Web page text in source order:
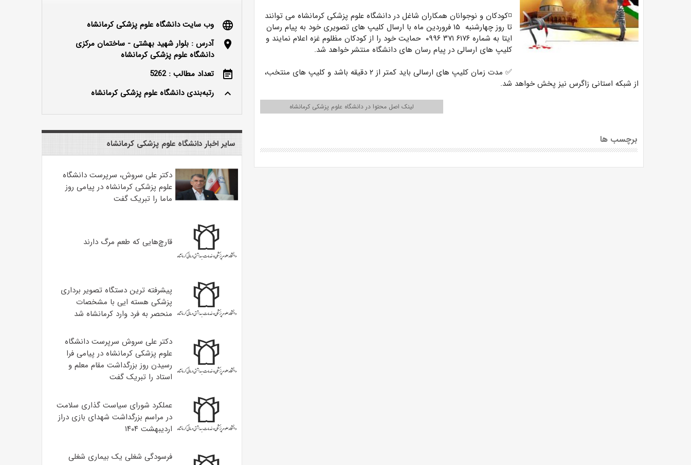
◽️کودکان و نوجوانان همکاران شاغل در دانشگاه علوم پزشکی کرمانشاه می توانند
تا روز چهارشنبه ۱۵ فروردین ماه با ارسال کلیپ های تصویری خود به پیام رسان
ایتا به شماره ‎۰۹۹۶ ۳۷۱ ۶۱۷۶ حمایت خود را از کودکان مظلوم غزه اعلام نمایند و
کلیپ های ارسالی در پیام رسان های دانشگاه منتشر خواهد شد.
✅ مدت زمان کلیپ های ارسالی باید کمتر از ۲ دقیقه باشد و کلیپ های منتخب،
از شبکه استانی زاگرس نیز پخش خواهد شد.
لینک اصل محتوا در دانشگاه علوم پزشکی کرمانشاه
برچسب ها
language
وب سایت دانشگاه علوم پزشکی کرمانشاه
location_on
آدرس : بلوار شهید بهشتی - ساختمان مرکزی
دانشگاه علوم پزشکی کرمانشاه
event_note
تعداد مطالب : 5262
keyboard_arrow_up
رتبه‌بندی دانشگاه علوم پزشکی کرمانشاه
سایر اخبار دانشگاه علوم پزشکی کرمانشاه
دکتر علی سروش، سرپرست دانشگاه
علوم پزشکی کرمانشاه در پیامی روز
ماما را تبریک گفت
قارچ‌هایی که طعم مرگ دارند
پیشرفته ترین دستگاه تصویر برداری
پزشکی هسته ایی با مشخصات
منحصر به فرد وارد کرمانشاه شد
دکتر علی سروش سرپرست دانشگاه
علوم پزشکی کرمانشاه در پیامی فرا
رسیدن روز بزرگداشت مقام معلم و
استاد را تبریک گفت
عملکرد شورای سیاست گذاری سلامت
در مراسم بزرگداشت شهدای بازی دراز
اردیبهشت ۱۴۰۴
فرسودگی شغلی یک بیماری شغلی